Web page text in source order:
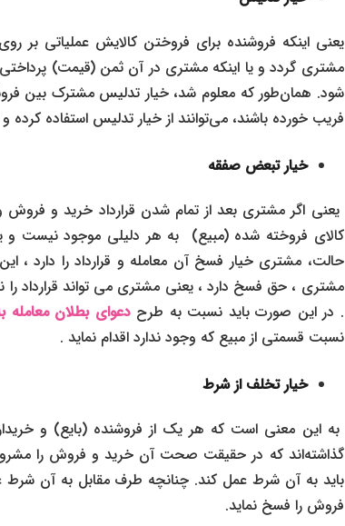
یعنی اینکه فروشنده برای فروختن کالایش عملیاتی
مشتری گردد و یا اینکه مشتری در آن ثمن (قیمت)
شود. همان‌طور که معلوم شد، خیار تدلیس مشترک بین
فریب خورده باشند، می‌توانند از خیار تدلیس استفاده
خیار تبعض صفقه
یعنی اگر مشتری بعد از تمام شدن قرارداد خرید و
کالای فروخته شده (مبیع) به هر دلیلی موجود نیست و
حالت، مشتری خیار فسخ آن معامله و قرارداد را دارد ،
مشتری ، حق فسخ دارد ، یعنی مشتری می تواند قرارداد
. در این صورت باید نسبت به طرحدعوای بطلان معامله
نسبت قسمتی از مبیع که وجود ندارد اقدام نماید .
خیار تخلف از شرط
به این معنی است که هر یک از فروشنده (بایع) و
گذاشته‌اند که در حقیقت صحت آن خرید و فروش را
باید به آن شرط عمل کند. چنانچه طرف مقابل به آن
فروش را فسخ نماید.